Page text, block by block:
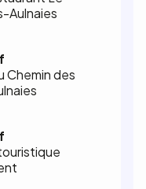
Aulnaies
Chemin des